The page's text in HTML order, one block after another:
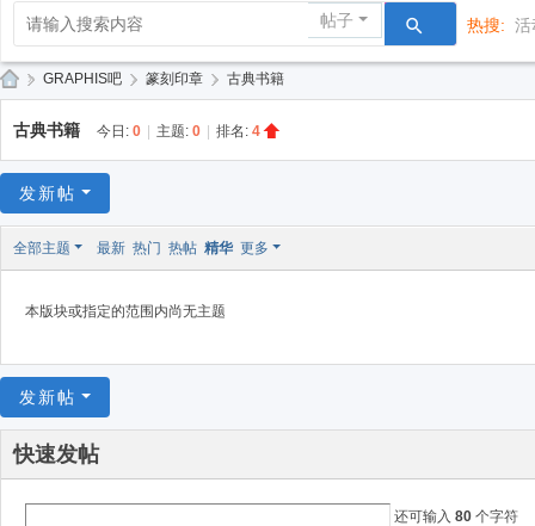
帖子 热搜: 活
P
H
» GRAPHIS吧 › 篆刻印章 › 古典书籍
古典书籍 今日: 0 主题: 0 排名: 4
发新帖
全部主题 最新 热门 热帖 精华 更多
本版块或指定的范围内尚无主题
发新帖
快速发帖
还可输入 80 个字符